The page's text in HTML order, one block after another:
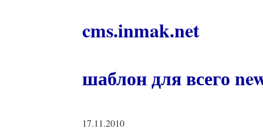
cms.inmak.net
шаблон для всего
17.11.2010